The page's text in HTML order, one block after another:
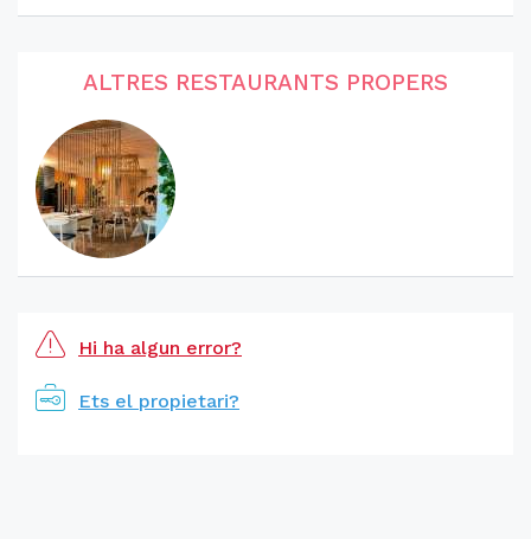
ALTRES RESTAURANTS PROPERS
Hi ha algun error?
Ets el propietari?